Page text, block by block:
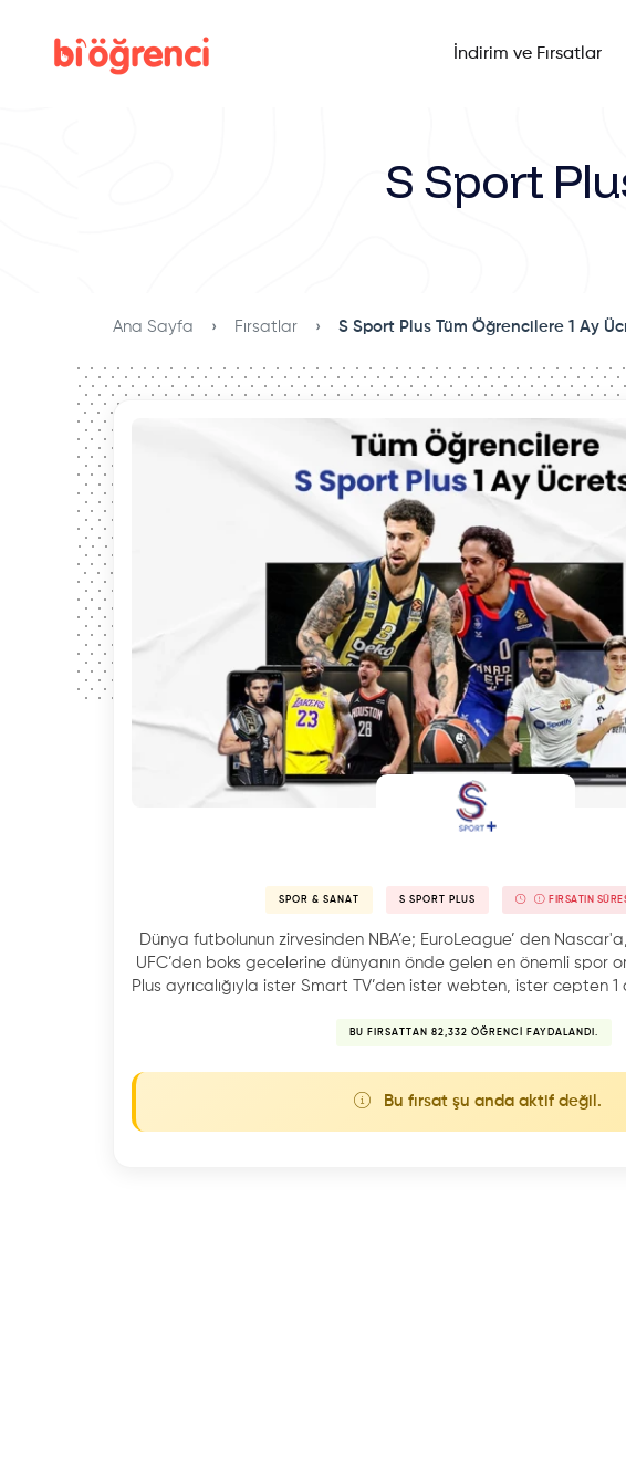
İndirim ve Fırsatlar
S Sport
Ana Sayfa Fırsatlar S Sport Plus Tüm Öğrencilere 1 Ay
SPOR & SANAT S SPORT PLUS FIRSATIN
Dünya futbolunun zirvesinden NBA’e; EuroLeague’ den
UFC’den boks gecelerine dünyanın önde gelen en önemli spor
Plus ayrıcalığıyla ister Smart TV’den ister webten, ister cepten
BU FIRSATTAN 82,332 ÖĞRENCI FAYDALANDI.
Bu fırsat şu anda aktif değil.